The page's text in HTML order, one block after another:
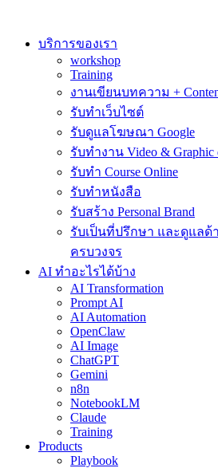
contentบริการของเรา
workshop
Training
งานเขียนบทความ +
รับทำเว็บไซต์
รับดูแลโฆษณา Google
รับทำงาน Video & Graphic
รับทำ Course Online
รับทำหนังสือ
รับสร้าง Personal Brand
รับเป็นที่ปรึกษา และดูแล
ครบวงจร
AI ทำอะไรได้บ้าง
AI Transformation
Prompt AI
AI Automation
OpenClaw
AI Image
ChatGPT
Gemini
n8n
NotebookLM
Claude
Training
Products
Playbook